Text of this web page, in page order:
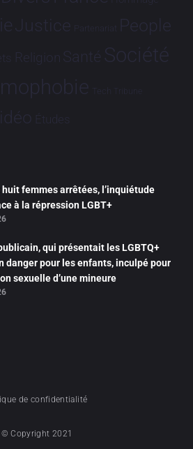
Justice Partenariat People
Religion Santé Société
Tech Tribune
Études
huit femmes arrêtées, l’inquiétude
à la répression LGBT+
qui présentait les LGBTQ+
danger pour les enfants, inculpé pour
sexuelle d’une mineure
de confidentialité
© Copyright 2021